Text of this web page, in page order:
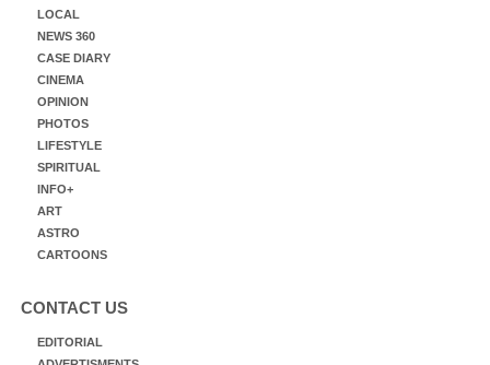
LOCAL
NEWS 360
CASE DIARY
CINEMA
OPINION
PHOTOS
LIFESTYLE
SPIRITUAL
INFO+
ART
ASTRO
CARTOONS
CONTACT US
EDITORIAL